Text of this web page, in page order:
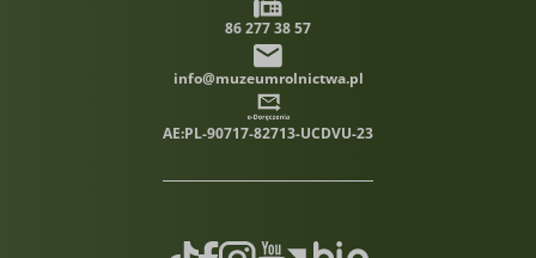
86 277 38 57
info@muzeumrolnictwa.pl
AE:PL-90717-82713-UCDVU-23